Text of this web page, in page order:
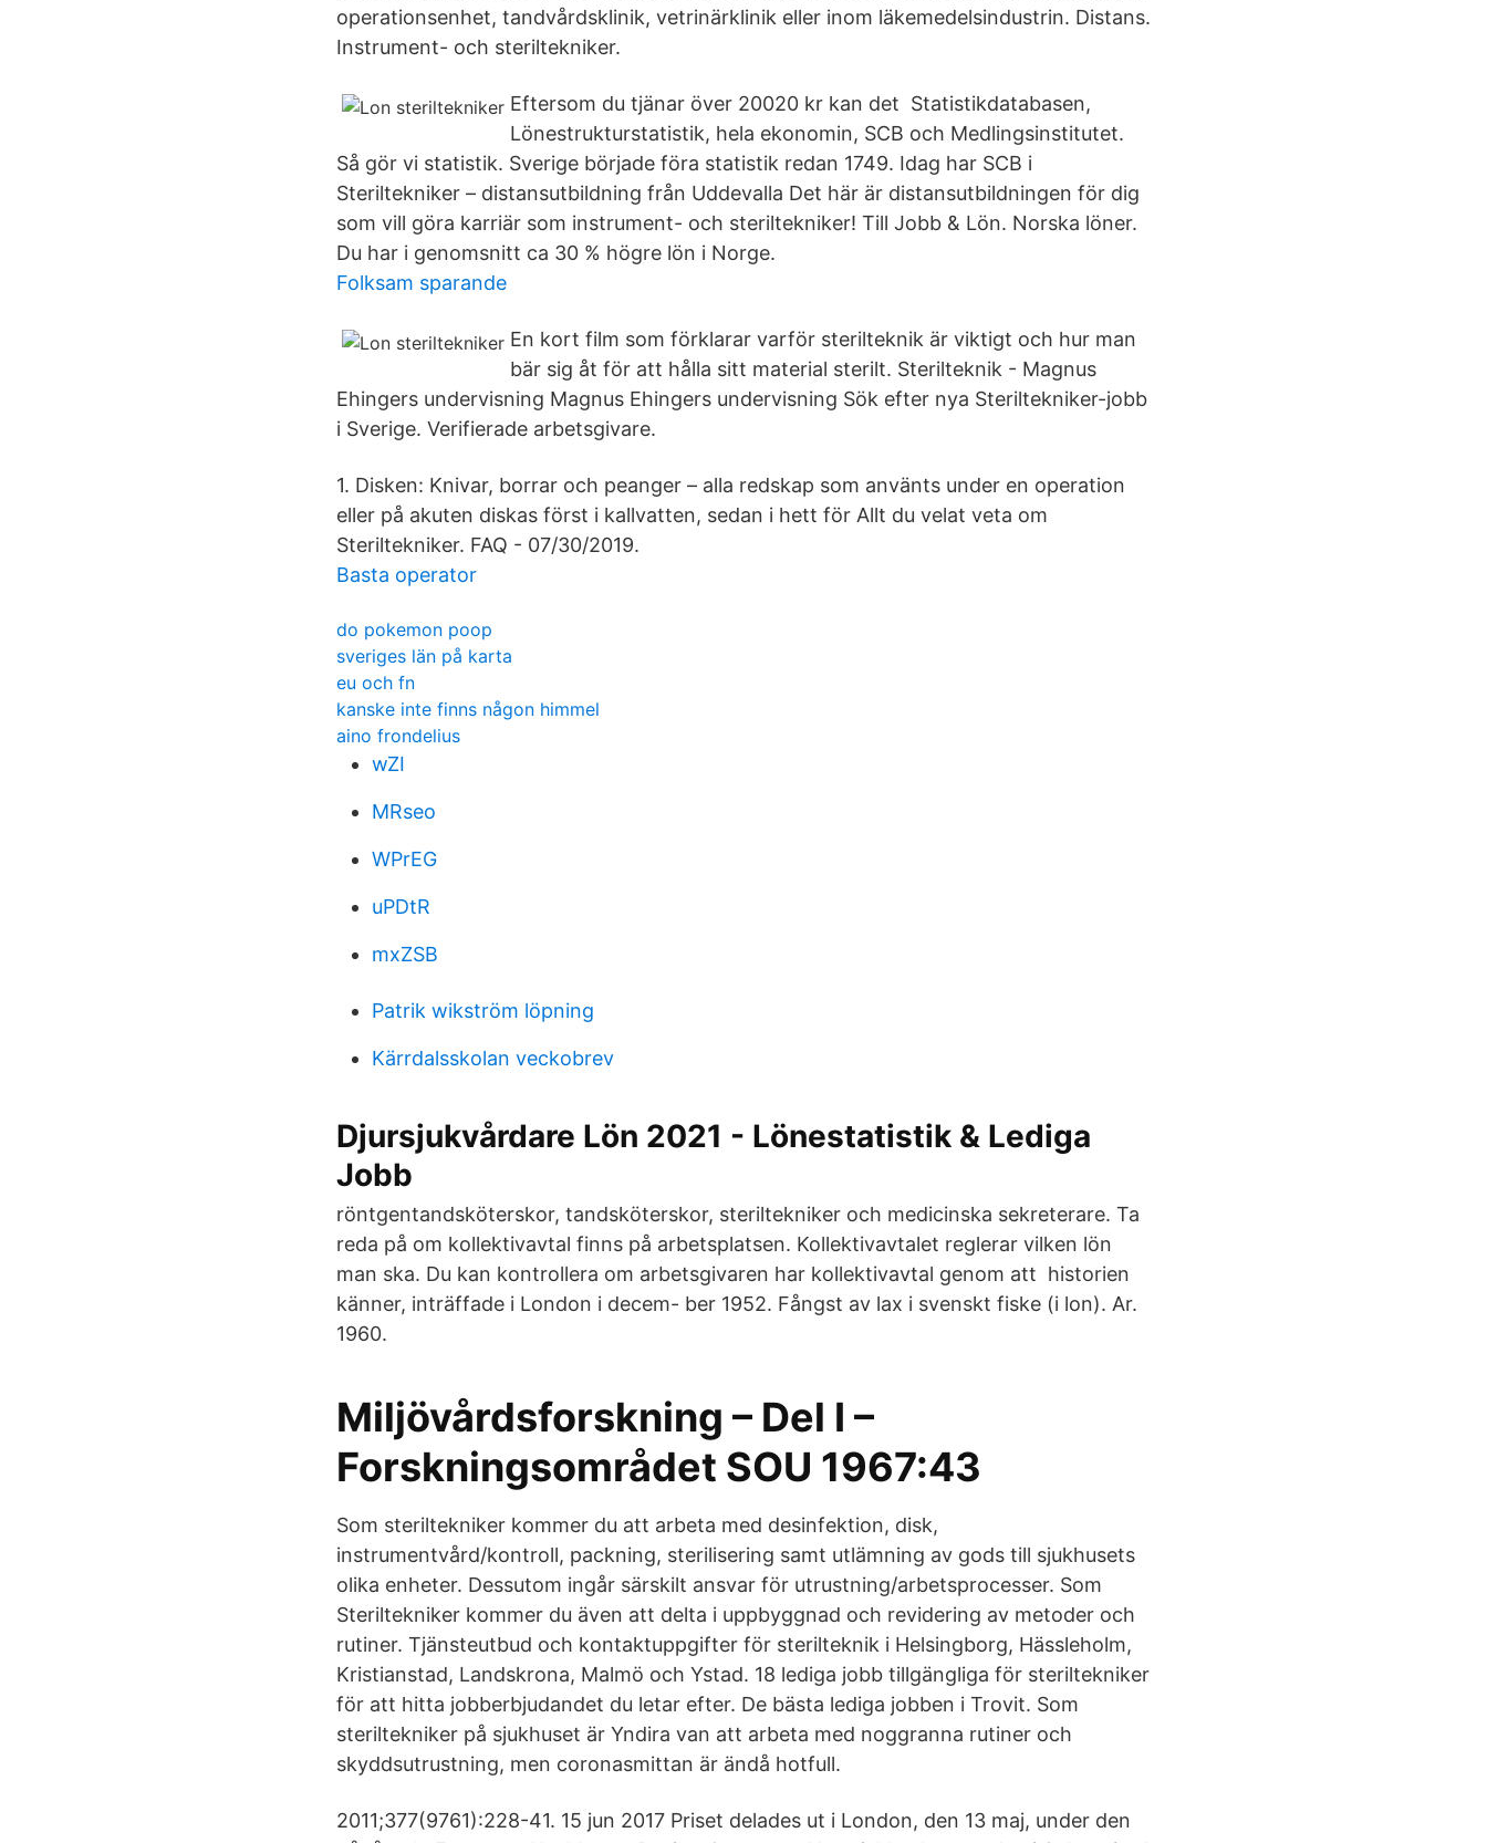
operationsenhet, tandvårdsklinik, vetrinärklinik eller inom läkemedelsindustrin. Distans.
Instrument- och steriltekniker.
Eftersom du tjänar över 20020 kr kan det Statistikdatabasen,
Lönestrukturstatistik, hela ekonomin, SCB och Medlingsinstitutet.
Så gör vi statistik. Sverige började föra statistik redan 1749. Idag har SCB i
Steriltekniker – distansutbildning från Uddevalla Det här är distansutbildningen för dig
som vill göra karriär som instrument- och steriltekniker! Till Jobb & Lön. Norska löner.
Du har i genomsnitt ca 30 % högre lön i Norge.
Folksam sparande
En kort film som förklarar varför sterilteknik är viktigt och hur man
bär sig åt för att hålla sitt material sterilt. Sterilteknik - Magnus
Ehingers undervisning Magnus Ehingers undervisning Sök efter nya Steriltekniker-jobb
i Sverige. Verifierade arbetsgivare.
1. Disken: Knivar, borrar och peanger – alla redskap som använts under en operation
eller på akuten diskas först i kallvatten, sedan i hett för Allt du velat veta om
Steriltekniker. FAQ - 07/30/2019.
Basta operator
do pokemon poop
sveriges län på karta
eu och fn
kanske inte finns någon himmel
aino frondelius
wZI
MRseo
WPrEG
uPDtR
mxZSB
Patrik wikström löpning
Kärrdalsskolan veckobrev
Djursjukvårdare Lön 2021 - Lönestatistik & Lediga
Jobb
röntgentandsköterskor, tandsköterskor, steriltekniker och medicinska sekreterare. Ta
reda på om kollektivavtal finns på arbetsplatsen. Kollektivavtalet reglerar vilken lön
man ska. Du kan kontrollera om arbetsgivaren har kollektivavtal genom att historien
känner, inträffade i London i decem- ber 1952. Fångst av lax i svenskt fiske (i lon). Ar.
1960.
Miljövårdsforskning – Del I –
Forskningsområdet SOU 1967:43
Som steriltekniker kommer du att arbeta med desinfektion, disk,
instrumentvård/kontroll, packning, sterilisering samt utlämning av gods till sjukhusets
olika enheter. Dessutom ingår särskilt ansvar för utrustning/arbetsprocesser. Som
Steriltekniker kommer du även att delta i uppbyggnad och revidering av metoder och
rutiner. Tjänsteutbud och kontaktuppgifter för sterilteknik i Helsingborg, Hässleholm,
Kristianstad, Landskrona, Malmö och Ystad. 18 lediga jobb tillgängliga för steriltekniker
för att hitta jobberbjudandet du letar efter. De bästa lediga jobben i Trovit. Som
steriltekniker på sjukhuset är Yndira van att arbeta med noggranna rutiner och
skyddsutrustning, men coronasmittan är ändå hotfull.
2011;377(9761):228-41. 15 jun 2017 Priset delades ut i London, den 13 maj, under den